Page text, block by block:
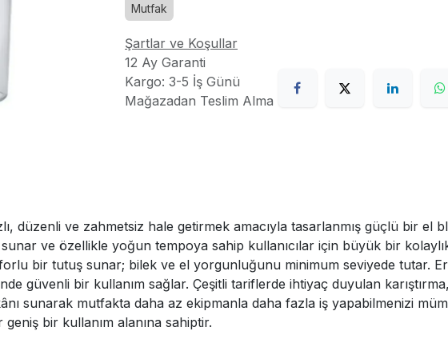
Mutfak
Şartlar ve Koşullar
12 Ay Garanti
Kargo: 3-5 İş Günü
Mağazadan Teslim Alma
düzenli ve zahmetsiz hale getirmek amacıyla tasarlanmış güçlü bir el
ve özellikle yoğun tempoya sahip kullanıcılar için büyük bir
bir tutuş sunar; bilek ve el yorgunluğunu minimum seviyede tutar.
güvenli bir kullanım sağlar. Çeşitli tariflerde ihtiyaç duyulan
sunarak mutfakta daha az ekipmanla daha fazla iş yapabilmenizi
bir kullanım alanına sahiptir.